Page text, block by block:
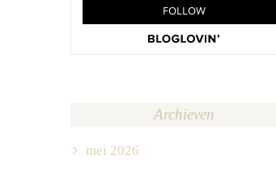
Archieven
mei 2026